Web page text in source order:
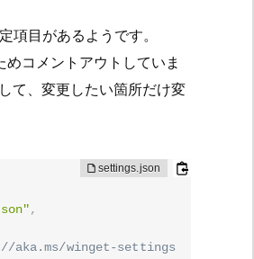
項目があるようです。
コメントアウトしていま
て、変更したい箇所だけ変
,
aka.ms/winget-settings